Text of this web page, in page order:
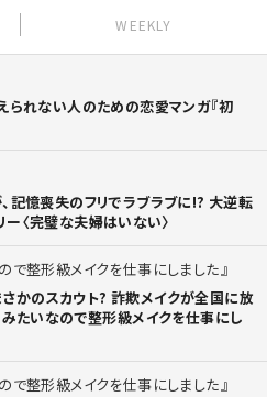
WEEKLY
られない人のための恋愛マンガ『初
記憶喪失のフリでラブラブに!? 大逆転
〈完璧な夫婦はいない〉
で整形級メイクを仕事にしました
さかのスカウト? 詐欺メイクが全国に放
たいなので整形級メイクを仕事にし
で整形級メイクを仕事にしました